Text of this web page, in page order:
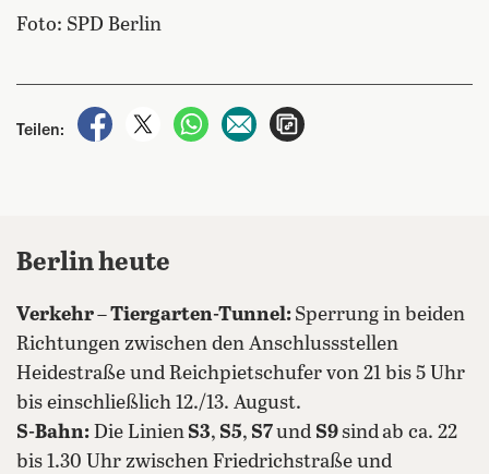
Foto: SPD Berlin
Teilen:
auf Facebook teilen
auf X teilenper WhatsApp teilen
per E-Mail teilen
Berlin heute
Verkehr – Tiergarten-Tunnel: Sperrung in beiden
Richtungen zwischen den Anschlussstellen
Heidestraße und Reichpietschufer von 21 bis 5 Uhr
bis einschließlich 12./13. August.
S-Bahn: Die Linien S3, S5, S7und S9sindab ca. 22
bis 1.30 Uhr zwischen Friedrichstraße und